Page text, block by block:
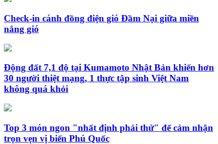
Check-in cánh đồng điện gió Đầm Nại giữa miền
nắng gió
Động đất 7,1 độ tại Kumamoto Nhật Bản khiến hơn
30 người thiệt mạng, 1 thực tập sinh Việt Nam
không quá khỏi
Top 3 món ngon "nhất định phải thử" để cảm nhận
trọn vẹn vị biển Phú Quốc